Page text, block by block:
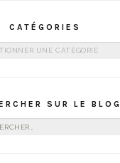
CATÉGORIES
SUR LE BLOG
: